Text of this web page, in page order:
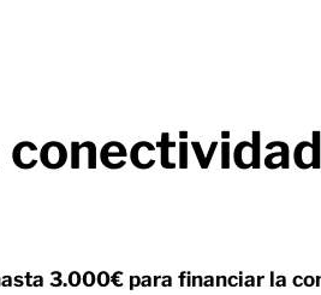
3.000€ para financiar la